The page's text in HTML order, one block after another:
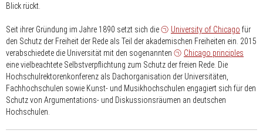
Blick rückt.
Seit ihrer Gründung im Jahre 1890 setzt sich die University of Chicago für
den Schutz der Freiheit der Rede als Teil der akademischen Freiheiten ein. 2015
verabschiedete die Universität mit den sogenannten
Chicago principles
eine vielbeachtete Selbstverpflichtung zum Schutz der freien Rede. Die
Hochschulrektorenkonferenz als Dachorganisation der Universitäten,
Fachhochschulen sowie Kunst- und Musikhochschulen engagiert sich für den
Schutz von Argumentations- und Diskussionsräumen an deutschen
Hochschulen.